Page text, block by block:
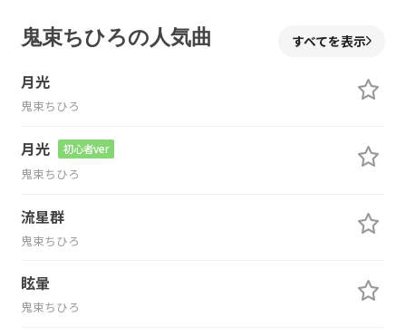
鬼束ちひろの人気曲 すべてを表示
月光
鬼束ちひろ
月光 初心者ver
鬼束ちひろ
流星群
鬼束ちひろ
眩暈
鬼束ちひろ